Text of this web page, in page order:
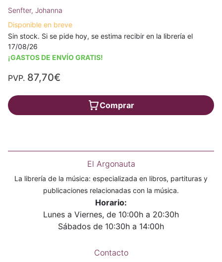
Senfter, Johanna
Disponible en breve
Sin stock. Si se pide hoy, se estima recibir en la librería el
17/08/26
¡GASTOS DE ENVÍO GRATIS!
PVP. 87,70€
Comprar
El Argonauta
La librería de la música: especializada en libros, partituras y
publicaciones relacionadas con la música.
Horario:
Lunes a Viernes, de 10:00h a 20:30h
Sábados de 10:30h a 14:00h
Contacto